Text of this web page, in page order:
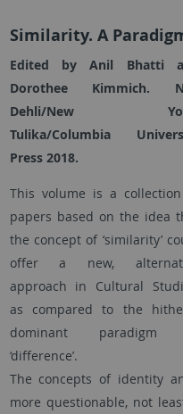
Similarity. A
Edited by Anil Bhatti
Dorothee Kimmich.
Dehli/New
Tulika/Columbia
Press 2018.
This volume is a
papers based on the idea
the concept of ‘similarity’
offer a new,
approach in Cultural
as compared to the
dominant paradigm
‘difference’.
The concepts of identity
more questionable, not